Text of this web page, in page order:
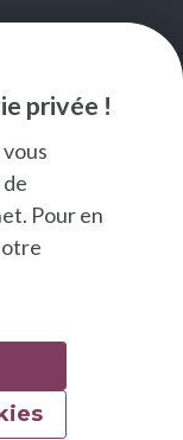
privée !
Pour en